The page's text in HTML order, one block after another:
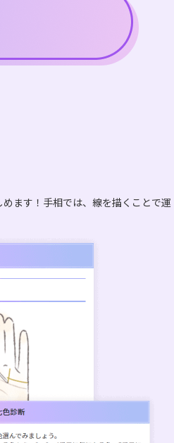
ます！手相では、線を描くことで運